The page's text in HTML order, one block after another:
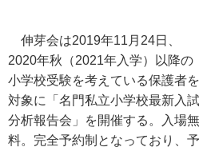
伸芽会は2019年11月24日、
2020年秋（2021年入学）以降の
小学校受験を考えている保護者を
対象に「名門私立小学校最新入試
分析報告会」を開催する。入場無
料。完全予約制となっており、予